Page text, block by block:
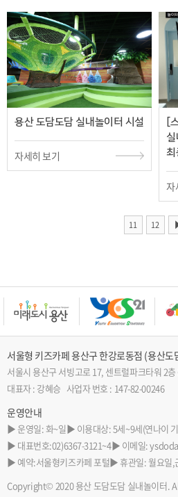
용산 도담도담 실내놀이터 시설
자세히 보기
[
최
자
11 12
서울형 키즈카페 용산구 한강로동점 (용산
서울시 용산구 서빙고로 17, 센트럴파크타워 2
대표자 : 강혜승 사업자 번호 : 147-82-00246
운영안내
▶ 운영일: 화~일▶ 이용대상: 5세~9세(연나이
▶ 대표번호:02)6367-3121~4▶ 이메일:
▶ 예약:서울형키즈카페 포털▶ 휴관일: 월요일,
Copyright© 2020 용산 도담도담 실내놀이터.